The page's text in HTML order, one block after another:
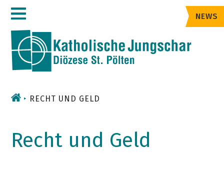
Zum
Inhalt
NEWS
RECHT UND GELD
Recht und Geld